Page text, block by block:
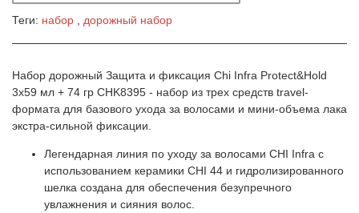
Теги: набор дорожный набор
Набор дорожный Защита и фиксация Chi Infra Protect&Hold
3x59 мл + 74 гр CHK8395 - набор из трех средств travel-
формата для базового ухода за волосами и мини-объема лака
экстра-сильной фиксации.
Легендарная линия по уходу за волосами CHI Infra с
использованием керамики CHI 44 и гидролизированного
шелка создана для обеспечения безупречного
увлажнения и сияния волос.